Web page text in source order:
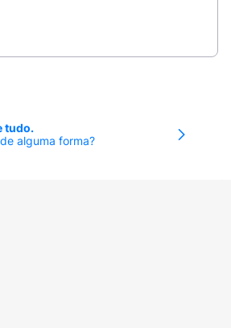
tudo.
alguma forma?